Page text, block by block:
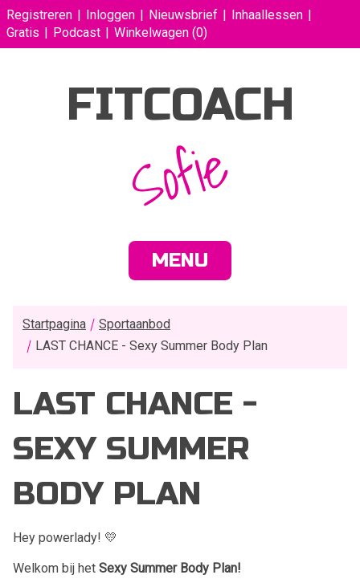
Registreren Inloggen Nieuwsbrief
Inhaallessen
Gratis
Podcast Winkelwagen (0)
FITCOACH
Sofie
MENU
Startpagina
Sportaanbod
LAST CHANCE - Sexy Summer Body Plan
LAST CHANCE -
SEXY SUMMER
BODY PLAN
Hey powerlady! 💛
Welkom bij het Sexy Summer Body Plan!